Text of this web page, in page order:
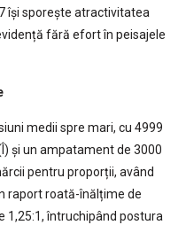
își sporește atractivitatea
fără efort în peisajele
medii spre mari, cu 4999
și un ampatament de 3000
pentru proporții, având
raport roată-înălțime de
1,25:1, întruchipând postura